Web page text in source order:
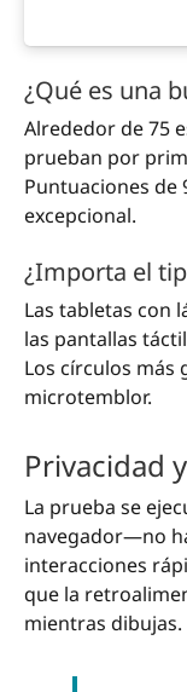
¿Qué es una
Alrededor de 75
prueban por
Puntuaciones de
excepcional.
¿Importa el
Las tabletas con
las pantallas
Los círculos más
microtemblor.
Privacidad
La prueba se
navegador—no
interacciones
que la
mientras dibujas.